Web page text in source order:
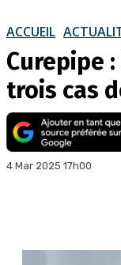
ACCUEIL
Curepipe
trois cas
4 Mar 2025 17h00